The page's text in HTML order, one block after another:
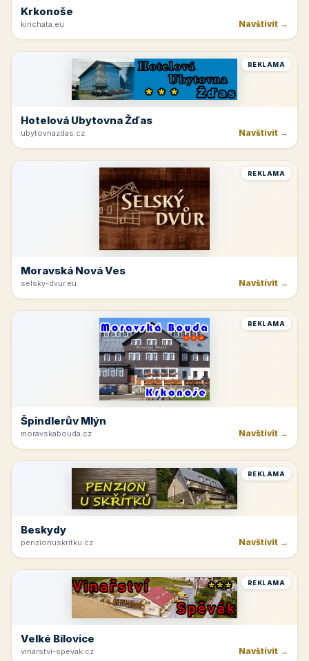
Krkonoše
kinchata.eu Navštívit →
REKLAMA
Hotelová Ubytovna Žďas
ubytovnazdas.cz Navštívit →
REKLAMA
Moravská Nová Ves
selsky-dvur.eu Navštívit →
REKLAMA
Špindlerův Mlýn
moravskabouda.cz Navštívit →
REKLAMA
Beskydy
penzionuskritku.cz Navštívit →
REKLAMA
Velké Bílovice
vinarstvi-spevak.cz Navštívit →